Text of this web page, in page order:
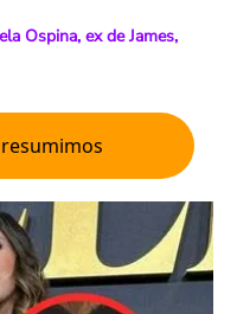
Ospina, ex de James,